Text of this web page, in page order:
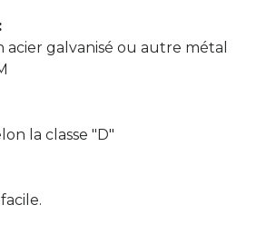
acier galvanisé ou autre métal
la classe "D"